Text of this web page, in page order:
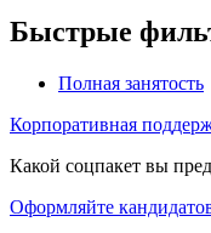
Быстрые
Полная занятость
Корпоративная
Какой соцпакет вы
Оформляйте